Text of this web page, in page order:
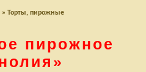
» Торты, пирожные
пирожное